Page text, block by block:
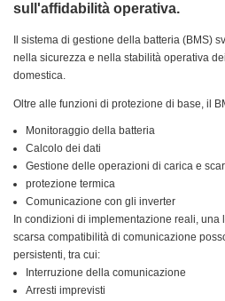
sull'affidabilità operativa.
Il sistema di gestione della batteria (BMS)
nella sicurezza e nella stabilità operativa
domestica.
Oltre alle funzioni di protezione di base, il
Monitoraggio della batteria
Calcolo dei dati
Gestione delle operazioni di carica e
protezione termica
Comunicazione con gli inverter
In condizioni di implementazione reali, una
scarsa compatibilità di comunicazione
persistenti, tra cui:
Interruzione della comunicazione
Arresti imprevisti